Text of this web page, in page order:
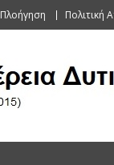
Πλοήγηση Πολιτική